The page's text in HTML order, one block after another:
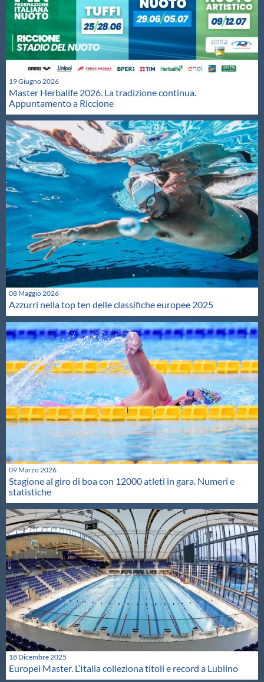
19 Giugno 2026
Master Herbalife 2026. La tradizione continua.
Appuntamento a Riccione
08 Maggio 2026
Azzurri nella top ten delle classifiche europee 2025
09 Marzo 2026
Stagione al giro di boa con 12000 atleti in gara. Numeri e
statistiche
18 Dicembre 2025
Europei Master. L’Italia colleziona titoli e record a Lublino